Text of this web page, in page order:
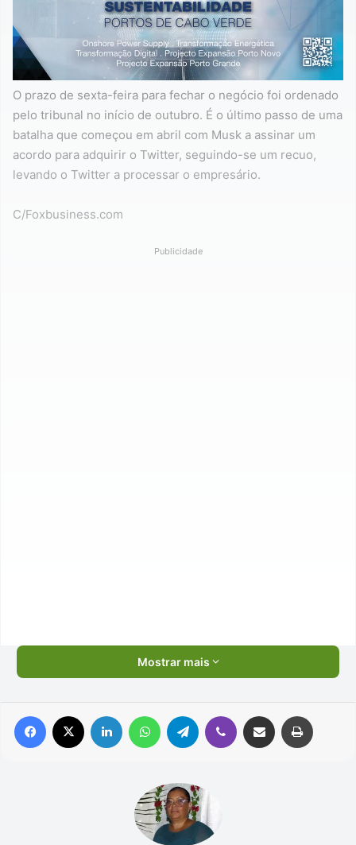
O prazo de sexta-feira para fechar o negócio foi ordenado
pelo tribunal no início de outubro. É o último passo de uma
batalha que começou em abril com Musk a assinar um
acordo para adquirir o Twitter, seguindo-se um recuo,
levando o Twitter a processar o empresário.
C/Foxbusiness.com
Publicidade
Mostrar mais
Facebook Linkedin WhatsAppTelegram Viber Compartilhar via e-mail